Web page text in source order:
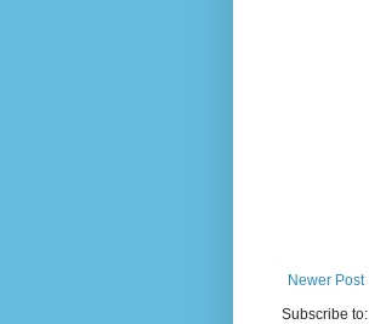
Newer Post
Subscribe to: